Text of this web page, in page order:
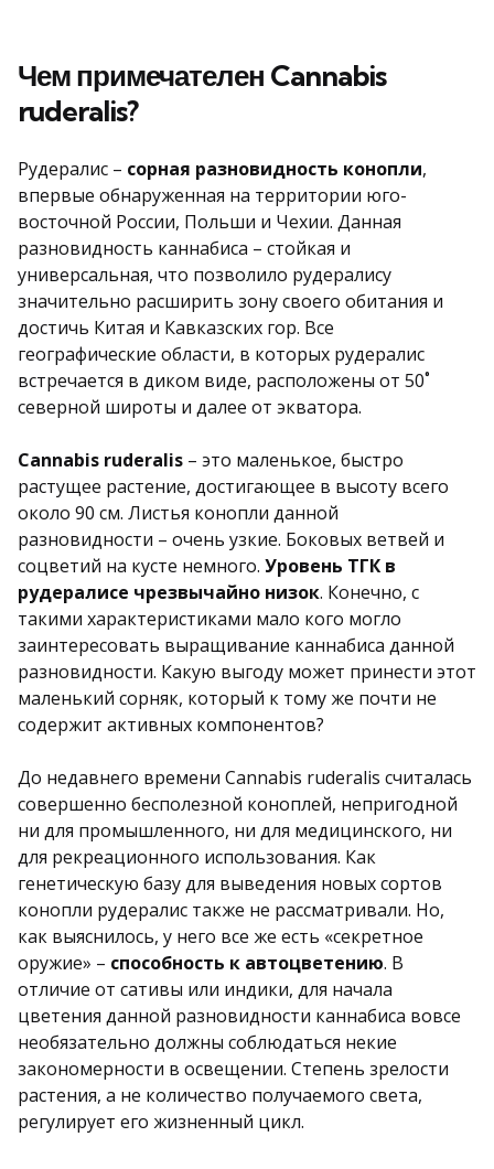
Чем примечателен Cannabis
ruderalis?
Рудералис – сорная разновидность конопли,
впервые обнаруженная на территории юго-
восточной России, Польши и Чехии. Данная
разновидность каннабиса – стойкая и
универсальная, что позволило рудералису
значительно расширить зону своего обитания и
достичь Китая и Кавказских гор. Все
географические области, в которых рудералис
встречается в диком виде, расположены от 50˚
северной широты и далее от экватора.
Cannabis ruderalis – это маленькое, быстро
растущее растение, достигающее в высоту всего
около 90 см. Листья конопли данной
разновидности – очень узкие. Боковых ветвей и
соцветий на кусте немного. Уровень ТГК в
рудералисе чрезвычайно низок. Конечно, с
такими характеристиками мало кого могло
заинтересовать выращивание каннабиса данной
разновидности. Какую выгоду может принести этот
маленький сорняк, который к тому же почти не
содержит активных компонентов?
До недавнего времени Cannabis ruderalis считалась
совершенно бесполезной коноплей, непригодной
ни для промышленного, ни для медицинского, ни
для рекреационного использования. Как
генетическую базу для выведения новых сортов
конопли рудералис также не рассматривали. Но,
как выяснилось, у него все же есть «секретное
оружие» – способность к автоцветению. В
отличие от сативы или индики, для начала
цветения данной разновидности каннабиса вовсе
необязательно должны соблюдаться некие
закономерности в освещении. Степень зрелости
растения, а не количество получаемого света,
регулирует его жизненный цикл.